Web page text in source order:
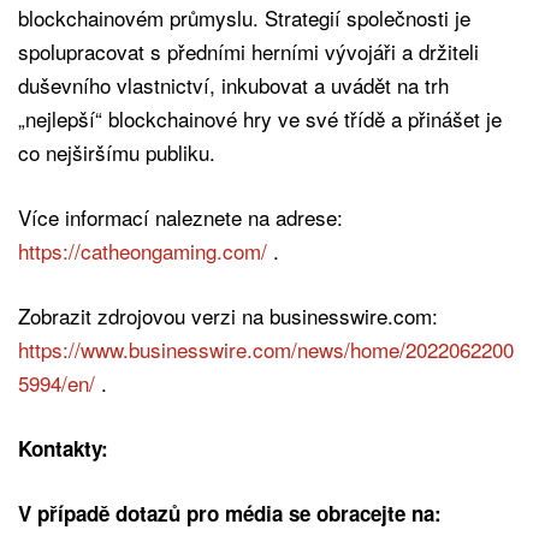
blockchainovém průmyslu. Strategií společnosti je
spolupracovat s předními herními vývojáři a držiteli
duševního vlastnictví, inkubovat a uvádět na trh
„nejlepší“ blockchainové hry ve své třídě a přinášet je
co nejširšímu publiku.
Více informací naleznete na adrese:
https://catheongaming.com/ .
Zobrazit zdrojovou verzi na businesswire.com:
https://www.businesswire.com/news/home/2022062200
5994/en/ .
Kontakty:
V případě dotazů pro média se obracejte na: